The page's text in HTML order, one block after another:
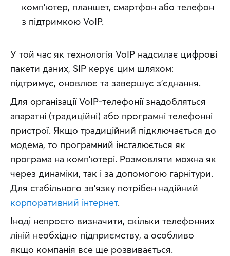
комп’ютер, планшет, смартфон або телефон
з підтримкою VoIP.
У той час як технологія VoIP надсилає цифрові
пакети даних, SIP керує цим шляхом:
підтримує, оновлює та завершує з’єднання.
Для організації VoIP-телефонії знадобляться
апаратні (традиційні) або програмні телефонні
пристрої. Якщо традиційний підключається до
модема, то програмний інсталюється як
програма на комп’ютері. Розмовляти можна як
через динаміки, так і за допомогою гарнітури.
корпоративний інтернет.
Іноді непросто визначити, скільки телефонних
ліній необхідно підприємству, а особливо
якщо компанія все ще розвивається.